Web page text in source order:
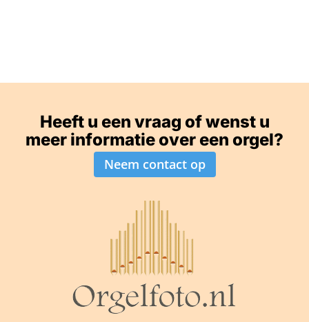
Heeft u een vraag of wenst u
meer informatie over een orgel?
Neem contact op